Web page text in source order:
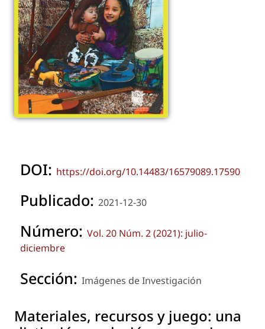
DOI: https://doi.org/10.14483/16579089.17590
Publicado: 2021-12-30
Número: Vol. 20 Núm. 2 (2021): julio-
diciembre
Sección: Imágenes de Investigación
Materiales, recursos y juego: una